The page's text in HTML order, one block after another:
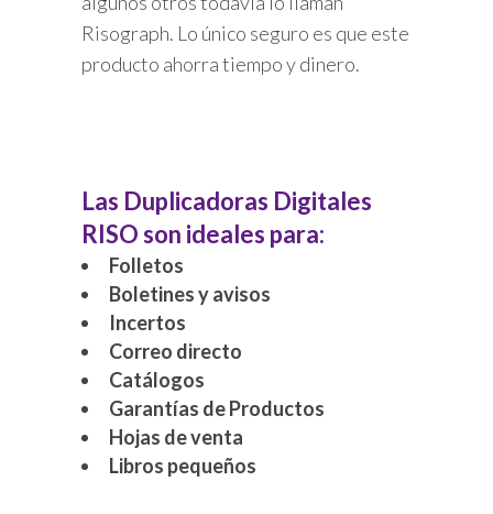
Risograph. Lo único seguro es que este
producto ahorra tiempo y dinero.
Las Duplicadoras Digitales
RISO son ideales para:
Folletos
Boletines y avisos
Incertos
Correo directo
Catálogos
Garantías de Productos
Hojas de venta
Libros pequeños